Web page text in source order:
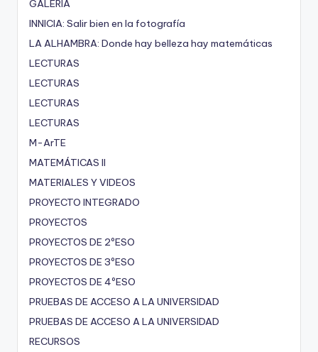
GALERÍA
INNICIA: Salir bien en la fotografía
LA ALHAMBRA: Donde hay belleza hay matemáticas
LECTURAS
LECTURAS
LECTURAS
LECTURAS
M-ArTE
MATEMÁTICAS II
MATERIALES Y VIDEOS
PROYECTO INTEGRADO
PROYECTOS
PROYECTOS DE 2ºESO
PROYECTOS DE 3ºESO
PROYECTOS DE 4ºESO
PRUEBAS DE ACCESO A LA UNIVERSIDAD
PRUEBAS DE ACCESO A LA UNIVERSIDAD
RECURSOS